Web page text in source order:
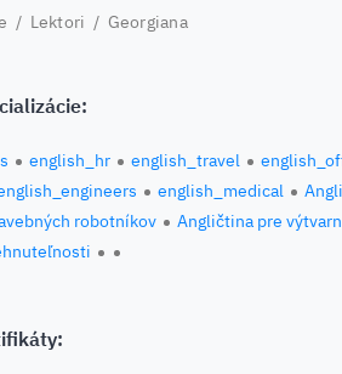
/ Lektori / Georgiana
english_hr english_travel
english_medical
robotníkov
Angličtina pre